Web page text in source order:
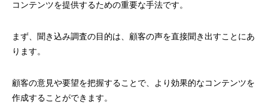
コンテンツを提供するための重要な手法です。
まず、聞き込み調査の目的は、顧客の声を直接聞き出すことにあ
ります。
顧客の意見や要望を把握することで、より効果的なコンテンツを
作成することができます。